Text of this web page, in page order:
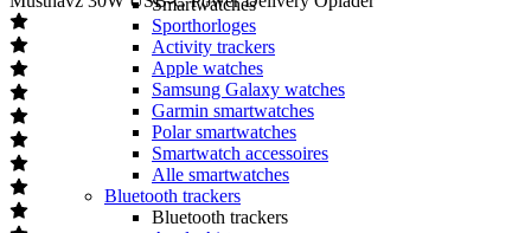
Smartwatches
Sporthorloges
Activity trackers
Apple watches
Samsung Galaxy watches
Garmin smartwatches
Polar smartwatches
Smartwatch accessoires
Alle smartwatches
Bluetooth trackers
Bluetooth trackers